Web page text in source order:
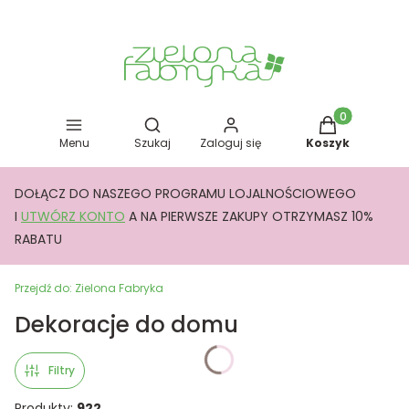
Menu
Otwórz wyszukiwarkę
Szukaj Zaloguj się
Produkty w
Koszyk
DOŁĄCZ DO NASZEGO PROGRAMU LOJALNOŚCIOWEGO
I UTWÓRZ KONTO A NA PIERWSZE ZAKUPY OTRZYMASZ 10%
RABATU
Przejdź do: Zielona Fabryka
Dekoracje do domu
Filtry